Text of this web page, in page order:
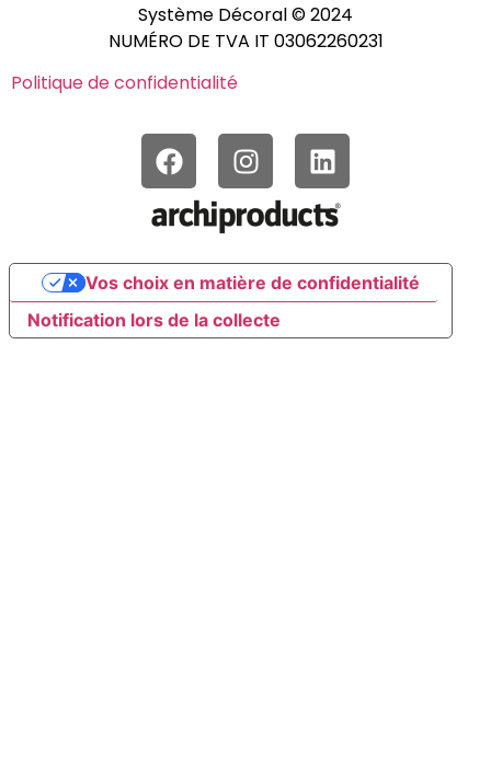
Système Décoral © 2024
NUMÉRO DE TVA IT 03062260231
Politique de confidentialité
Notification lors de la collecte
Vos choix en matière de confidentialité